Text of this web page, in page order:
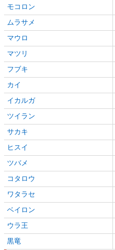
モコロン
ムラサメ
マウロ
マツリ
フブキ
カイ
イカルガ
ツイラン
サカキ
ヒスイ
ツバメ
コタロウ
ワタラセ
ベイロン
ウラ王
黒竜